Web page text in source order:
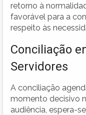
retorno à
favorável para a
respeito às
Conciliação
Servidores
A conciliação
momento decisivo
audiência, espera-